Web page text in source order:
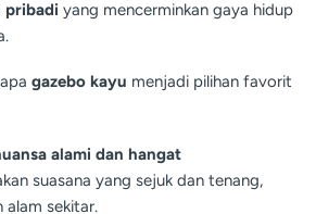
pribadi yang mencerminkan gaya hidup
gazebo kayu menjadi pilihan favorit
alami dan hangat
suasana yang sejuk dan tenang,
alam sekitar.